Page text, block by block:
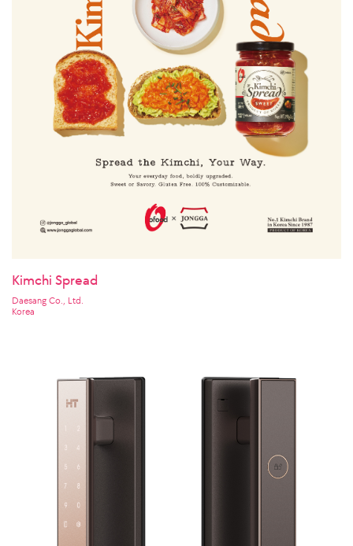
Kimchi Spread
Daesang Co., Ltd.
Korea